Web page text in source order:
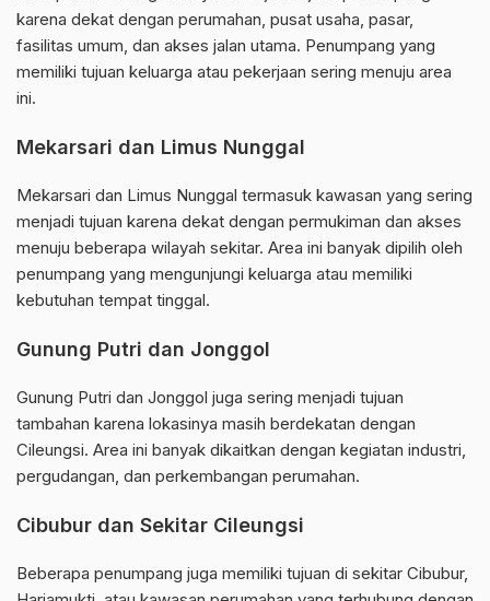
karena dekat dengan perumahan, pusat usaha, pasar,
fasilitas umum, dan akses jalan utama. Penumpang yang
memiliki tujuan keluarga atau pekerjaan sering menuju area
ini.
Mekarsari dan Limus Nunggal
Mekarsari dan Limus Nunggal termasuk kawasan yang sering
menjadi tujuan karena dekat dengan permukiman dan akses
menuju beberapa wilayah sekitar. Area ini banyak dipilih oleh
penumpang yang mengunjungi keluarga atau memiliki
kebutuhan tempat tinggal.
Gunung Putri dan Jonggol
Gunung Putri dan Jonggol juga sering menjadi tujuan
tambahan karena lokasinya masih berdekatan dengan
Cileungsi. Area ini banyak dikaitkan dengan kegiatan industri,
pergudangan, dan perkembangan perumahan.
Cibubur dan Sekitar Cileungsi
Beberapa penumpang juga memiliki tujuan di sekitar Cibubur,